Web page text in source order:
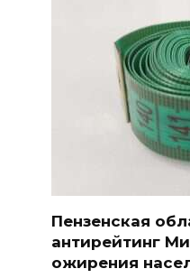
Пензенская
антирейтинг
ожирения